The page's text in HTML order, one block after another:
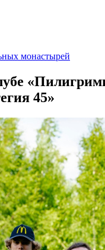
монастырей
45»